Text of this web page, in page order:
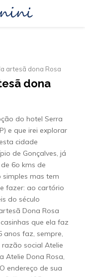
artesã dona Rosa
dona
do hotel Serra
e que irei explorar
cidade
de Gonçalves, já
6o kms de
mas tem
fazer: ao cartório
do século
Dona Rosa
que ela faz
anos faz, sempre,
social Atelie
Atelie Dona Rosa,
endereço de sua